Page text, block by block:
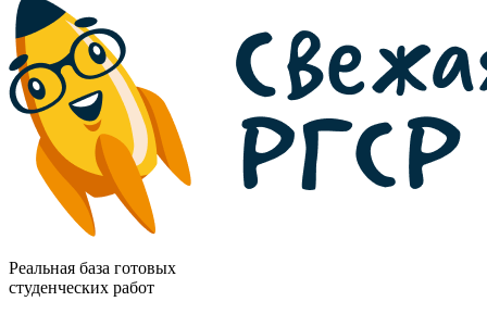
Реальная база готовых
студенческих работ